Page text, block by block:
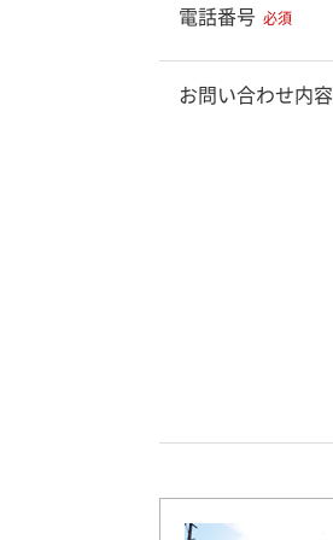
電話番号 必須
お問い合わせ内容